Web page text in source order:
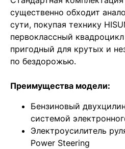
существенно обходит
сути, покупая технику
первоклассный
пригодный для крутых и
по бездорожью.
Преимущества модели:
Бензиновый
системой
Электроусилитель
Power Steering